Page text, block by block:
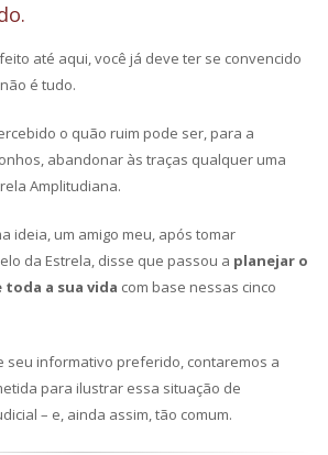
até aqui, você já deve ter se convencido
é tudo.
o quão ruim pode ser, para a
abandonar às traças qualquer uma
Amplitudiana.
ideia, um amigo meu, após tomar
da Estrela, disse que passou a planejar o
a sua vida com base nessas cinco
seu informativo preferido, contaremos a
para ilustrar essa situação de
– e, ainda assim, tão comum.